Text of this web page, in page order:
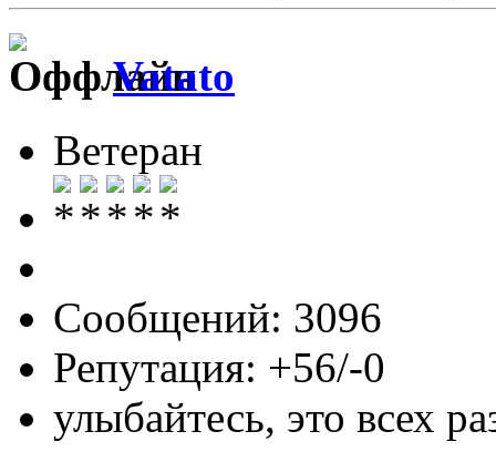
Vatato
Ветеран
Сообщений: 3096
Репутация: +56/-0
улыбайтесь, это всех